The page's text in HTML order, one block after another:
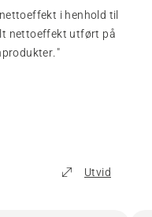
i henhold til
nettoeffekt utført på
Utvid